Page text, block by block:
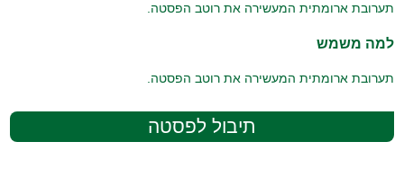
תערובת ארומתית המעשירה את רוטב הפסטה.
למה משמש
תערובת ארומתית המעשירה את רוטב הפסטה.
תיבול לפסטה